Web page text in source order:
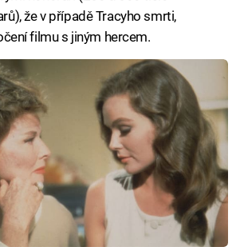
že v případě Tracyho smrti,
filmu s jiným hercem.